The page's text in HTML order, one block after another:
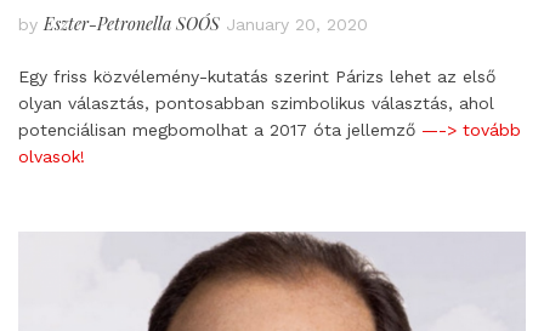
byEszter-Petronella SOÓS January 20, 2020
Egy friss közvélemény-kutatás szerint Párizs lehet az első
olyan választás, pontosabban szimbolikus választás, ahol
potenciálisan megbomolhat a 2017 óta jellemző —-> tovább
olvasok!